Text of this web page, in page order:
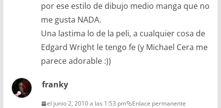
por ese estilo de dibujo medio manga que no
me gusta NADA.
Una lastima lo de la peli, a cualquier cosa de
Edgard Wright le tengo fe (y Michael Cera me
parece adorable :))
franky
el junio 2, 2010 a las 1:53 pm Enlace permanente